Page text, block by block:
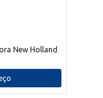
New Holland